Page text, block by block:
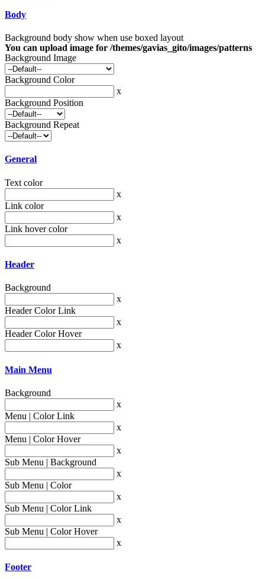
Body
Background body show when use boxed layout
You can upload image for /themes/gavias_gito/images/patterns
Background Image
Background Color
x
Background Position
Background Repeat
General
Text color
x
Link color
x
Link hover color
x
Header
Background
x
Header Color Link
x
Header Color Hover
x
Main Menu
Background
x
Menu | Color Link
x
Menu | Color Hover
x
Sub Menu | Background
x
Sub Menu | Color
x
Sub Menu | Color Link
x
Sub Menu | Color Hover
x
Footer